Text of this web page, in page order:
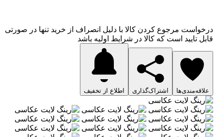
مرجوع کردن کالا با دلیل انصراف از خرید تنها در صورتی
است که کالا در شرایط اولیه باشد
اشتراک‌گذاری اطلاع از تخفیف